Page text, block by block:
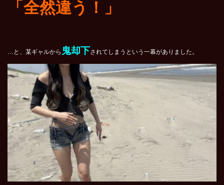
「全然違う！」
…と、某ギャルから 鬼却下されてしまうという一幕がありました。